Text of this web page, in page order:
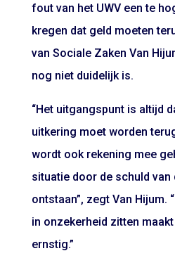
fout van het UWV een te
kregen dat geld moeten
van Sociale Zaken Van
nog niet duidelijk is.
“Het uitgangspunt is altijd
uitkering moet worden
wordt ook rekening mee
situatie door de schuld van
ontstaan”, zegt Van Hijum.
in onzekerheid zitten
ernstig.”